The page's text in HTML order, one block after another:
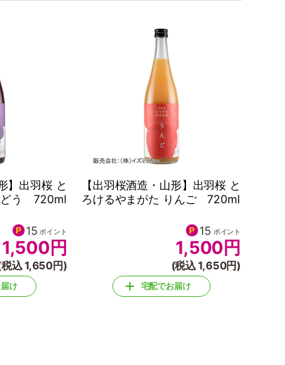
】出羽桜 と
どう 720ml
15 ポイント
1,500 円
込 1,650円)
け
【出羽桜酒造・山形】出羽桜 と
ろけるやまがた りんご 720ml
15 ポイント
1,500 円
(税込 1,650円)
宅配でお届け